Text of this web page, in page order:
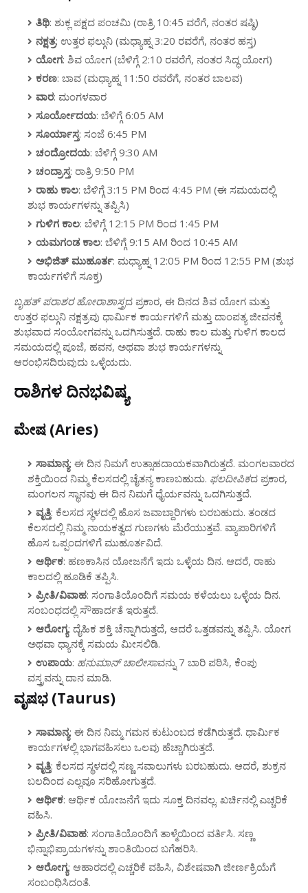
ತಿಥಿ: ಶುಕ್ಲ ಪಕ್ಷದ ಪಂಚಮಿ (ರಾತ್ರಿ 10:45 ವರೆಗೆ, ನಂತರ ಷಷ್ಠಿ)
ನಕ್ಷತ್ರ: ಉತ್ತರ ಫಲ್ಗುನಿ (ಮಧ್ಯಾಹ್ನ 3:20 ರವರೆಗೆ, ನಂತರ ಹಸ್ತ)
ಯೋಗ: ಶಿವ ಯೋಗ (ಬೆಳಿಗ್ಗೆ 2:10 ರವರೆಗೆ, ನಂತರ ಸಿದ್ಧ ಯೋಗ)
ಕರಣ: ಬಾವ (ಮಧ್ಯಾಹ್ನ 11:50 ರವರೆಗೆ, ನಂತರ ಬಾಲವ)
ವಾರ: ಮಂಗಳವಾರ
ಸೂರ್ಯೋದಯ: ಬೆಳಿಗ್ಗೆ 6:05 AM
ಸೂರ್ಯಾಸ್ತ: ಸಂಜೆ 6:45 PM
ಚಂದ್ರೋದಯ: ಬೆಳಿಗ್ಗೆ 9:30 AM
ಚಂದ್ರಾಸ್ತ: ರಾತ್ರಿ 9:50 PM
ರಾಹು ಕಾಲ: ಬೆಳಿಗ್ಗೆ 3:15 PM ರಿಂದ 4:45 PM (ಈ ಸಮಯದಲ್ಲಿ
ಶುಭ ಕಾರ್ಯಗಳನ್ನು ತಪ್ಪಿಸಿ)
ಗುಳಿಗ ಕಾಲ: ಬೆಳಿಗ್ಗೆ 12:15 PM ರಿಂದ 1:45 PM
ಯಮಗಂಡ ಕಾಲ: ಬೆಳಿಗ್ಗೆ 9:15 AM ರಿಂದ 10:45 AM
ಅಭಿಜಿತ್ ಮುಹೂರ್ತ: ಮಧ್ಯಾಹ್ನ 12:05 PM ರಿಂದ 12:55 PM (ಶುಭ
ಕಾರ್ಯಗಳಿಗೆ ಸೂಕ್ತ)
ಬೃಹತ್ ಪರಾಶರ ಹೋರಾಶಾಸ್ತ್ರದ ಪ್ರಕಾರ, ಈ ದಿನದ ಶಿವ ಯೋಗ ಮತ್ತು
ಉತ್ತರ ಫಲ್ಗುನಿ ನಕ್ಷತ್ರವು ಧಾರ್ಮಿಕ ಕಾರ್ಯಗಳಿಗೆ ಮತ್ತು ದಾಂಪತ್ಯ ಜೀವನಕ್ಕೆ
ಶುಭವಾದ ಸಂಯೋಗವನ್ನು ಒದಗಿಸುತ್ತದೆ. ರಾಹು ಕಾಲ ಮತ್ತು ಗುಳಿಗ ಕಾಲದ
ಸಮಯದಲ್ಲಿ ಪೂಜೆ, ಹವನ, ಅಥವಾ ಶುಭ ಕಾರ್ಯಗಳನ್ನು
ಆರಂಭಿಸದಿರುವುದು ಒಳ್ಳೆಯದು.
ರಾಶಿಗಳ ದಿನಭವಿಷ್ಯ
ಮೇಷ (Aries)
ಸಾಮಾನ್ಯ: ಈ ದಿನ ನಿಮಗೆ ಉತ್ಸಾಹದಾಯಕವಾಗಿರುತ್ತದೆ. ಮಂಗಲವಾರದ
ಶಕ್ತಿಯಿಂದ ನಿಮ್ಮ ಕೆಲಸದಲ್ಲಿ ಚೈತನ್ಯ ಕಾಣಬಹುದು. ಫಲದೀಪಿಕದ ಪ್ರಕಾರ,
ಮಂಗಲನ ಸ್ಥಾನವು ಈ ದಿನ ನಿಮಗೆ ಧೈರ್ಯವನ್ನು ಒದಗಿಸುತ್ತದೆ.
ವೃತ್ತಿ: ಕೆಲಸದ ಸ್ಥಳದಲ್ಲಿ ಹೊಸ ಜವಾಬ್ದಾರಿಗಳು ಬರಬಹುದು. ತಂಡದ
ಕೆಲಸದಲ್ಲಿ ನಿಮ್ಮ ನಾಯಕತ್ವದ ಗುಣಗಳು ಮೆರೆಯುತ್ತವೆ. ವ್ಯಾಪಾರಿಗಳಿಗೆ
ಹೊಸ ಒಪ್ಪಂದಗಳಿಗೆ ಮುಹೂರ್ತವಿದೆ.
ಆರ್ಥಿಕ: ಹಣಕಾಸಿನ ಯೋಜನೆಗೆ ಇದು ಒಳ್ಳೆಯ ದಿನ. ಆದರೆ, ರಾಹು
ಕಾಲದಲ್ಲಿ ಹೂಡಿಕೆ ತಪ್ಪಿಸಿ.
ಪ್ರೀತಿ/ವಿವಾಹ: ಸಂಗಾತಿಯೊಂದಿಗೆ ಸಮಯ ಕಳೆಯಲು ಒಳ್ಳೆಯ ದಿನ.
ಸಂಬಂಧದಲ್ಲಿ ಸೌಹಾರ್ದತೆ ಇರುತ್ತದೆ.
ಆರೋಗ್ಯ: ದೈಹಿಕ ಶಕ್ತಿ ಚೆನ್ನಾಗಿರುತ್ತದೆ, ಆದರೆ ಒತ್ತಡವನ್ನು ತಪ್ಪಿಸಿ. ಯೋಗ
ಅಥವಾ ಧ್ಯಾನಕ್ಕೆ ಸಮಯ ಮೀಸಲಿಡಿ.
ಉಪಾಯ: ಹನುಮಾನ್ ಚಾಲೀಸಾವನ್ನು 7 ಬಾರಿ ಪಠಿಸಿ, ಕೆಂಪು
ವಸ್ತ್ರವನ್ನು ದಾನ ಮಾಡಿ.
ವೃಷಭ (Taurus)
ಸಾಮಾನ್ಯ: ಈ ದಿನ ನಿಮ್ಮ ಗಮನ ಕುಟುಂಬದ ಕಡೆಗಿರುತ್ತದೆ. ಧಾರ್ಮಿಕ
ಕಾರ್ಯಗಳಲ್ಲಿ ಭಾಗವಹಿಸಲು ಒಲವು ಹೆಚ್ಚಾಗಿರುತ್ತದೆ.
ವೃತ್ತಿ: ಕೆಲಸದ ಸ್ಥಳದಲ್ಲಿ ಸಣ್ಣ ಸವಾಲುಗಳು ಬರಬಹುದು. ಆದರೆ, ಶುಕ್ರನ
ಬಲದಿಂದ ಎಲ್ಲವೂ ಸರಿಹೋಗುತ್ತದೆ.
ಆರ್ಥಿಕ: ಆರ್ಥಿಕ ಯೋಜನೆಗೆ ಇದು ಸೂಕ್ತ ದಿನವಲ್ಲ. ಖರ್ಚಿನಲ್ಲಿ ಎಚ್ಚರಿಕೆ
ವಹಿಸಿ.
ಪ್ರೀತಿ/ವಿವಾಹ: ಸಂಗಾತಿಯೊಂದಿಗೆ ತಾಳ್ಮೆಯಿಂದ ವರ್ತಿಸಿ. ಸಣ್ಣ
ಭಿನ್ನಾಭಿಪ್ರಾಯಗಳನ್ನು ಶಾಂತಿಯಿಂದ ಬಗೆಹರಿಸಿ.
ಆರೋಗ್ಯ: ಆಹಾರದಲ್ಲಿ ಎಚ್ಚರಿಕೆ ವಹಿಸಿ, ವಿಶೇಷವಾಗಿ ಜೀರ್ಣಕ್ರಿಯೆಗೆ
ಸಂಬಂಧಿಸಿದಂತೆ.